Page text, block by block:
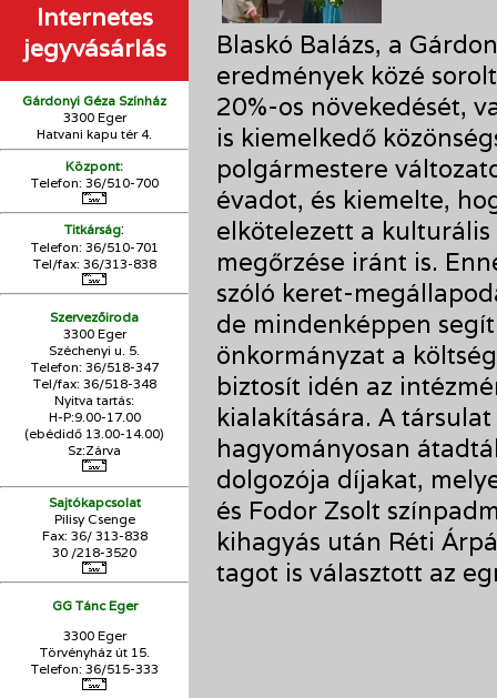
Internetes
jegyvásárlás
Gárdonyi Géza Színház
3300 Eger
Hatvani kapu tér 4.
Központ:
Telefon: 36/510-700
Titkárság:
Telefon: 36/510-701
Tel/fax: 36/313-838
Szervezőiroda
3300 Eger
Széchenyi u. 5.
Telefon: 36/518-347
Tel/fax: 36/518-348
Nyitva tartás:
H-P:9.00-17.00
(ebédidő 13.00-14.00)
Sz:Zárva
Sajtókapcsolat
Pilisy Csenge
Fax: 36/ 313-838
30 /218-3520
GG Tánc Eger
3300 Eger
Törvényház út 15.
Telefon: 36/515-333
Blaskó Balázs, a
eredmények közé
20%-os növekedését,
is kiemelkedő
polgármestere
évadot, és kiemelte,
elkötelezett a
megőrzése iránt is.
szóló keret-
de mindenképpen
önkormányzat a
biztosít idén az
kialakítására. A
hagyományosan
dolgozója díjakat,
és Fodor Zsolt
kihagyás után Réti
tagot is választott az